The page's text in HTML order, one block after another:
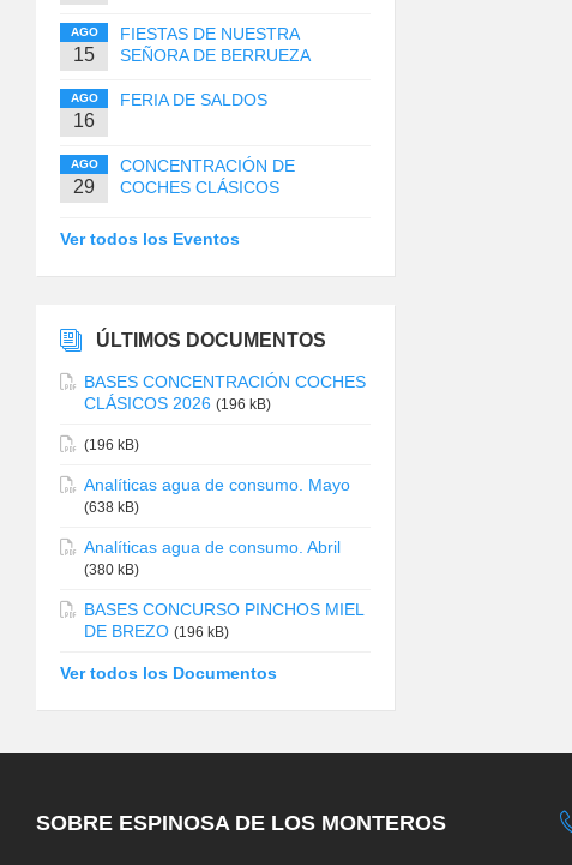
AGO
15
FIESTAS DE NUESTRA
SEÑORA DE BERRUEZA
AGO
16
FERIA DE SALDOS
AGO
29
CONCENTRACIÓN DE
COCHES CLÁSICOS
Ver todos los Eventos
ÚLTIMOS DOCUMENTOS
BASES CONCENTRACIÓN COCHES
CLÁSICOS 2026 (196 kB)
(196 kB)
Analíticas agua de consumo. Mayo
(638 kB)
Analíticas agua de consumo. Abril
(380 kB)
BASES CONCURSO PINCHOS MIEL
DE BREZO (196 kB)
Ver todos los Documentos
SOBRE ESPINOSA DE LOS MONTEROS